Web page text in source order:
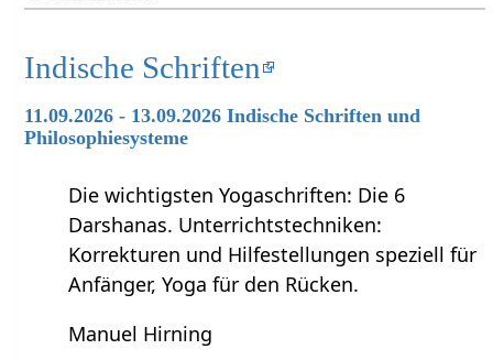
Indische Schriften
11.09.2026 - 13.09.2026 Indische Schriften und
Philosophiesysteme
Die wichtigsten Yogaschriften: Die 6
Darshanas. Unterrichtstechniken:
Korrekturen und Hilfestellungen speziell für
Anfänger, Yoga für den Rücken.
Manuel Hirning